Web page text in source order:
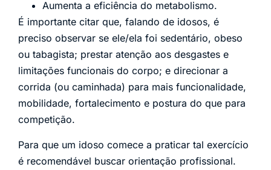
Aumenta a eficiência do metabolismo.
É importante citar que, falando de idosos, é
preciso observar se ele/ela foi sedentário, obeso
ou tabagista; prestar atenção aos desgastes e
limitações funcionais do corpo; e direcionar a
corrida (ou caminhada) para mais funcionalidade,
mobilidade, fortalecimento e postura do que para
competição.
Para que um idoso comece a praticar tal exercício
é recomendável buscar orientação profissional.